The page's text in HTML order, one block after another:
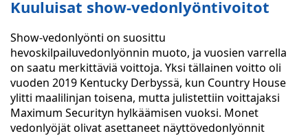
Kuuluisat show-vedonlyöntivoitot
Show-vedonlyönti on suosittu
hevoskilpailuvedonlyönnin muoto, ja vuosien varrella
on saatu merkittäviä voittoja. Yksi tällainen voitto oli
vuoden 2019 Kentucky Derbyssä, kun Country House
ylitti maalilinjan toisena, mutta julistettiin voittajaksi
Maximum Securityn hylkäämisen vuoksi. Monet
vedonlyöjät olivat asettaneet näyttövedonlyönnit